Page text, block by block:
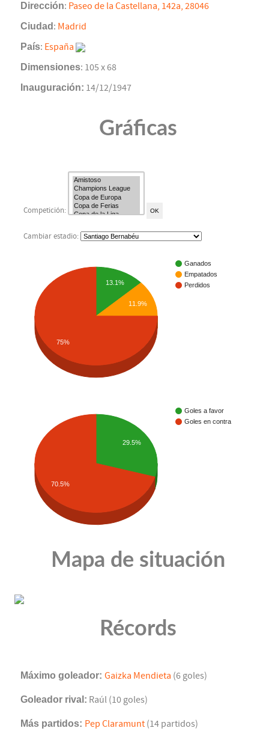
Dirección: Paseo de la Castellana, 142a, 28046
Ciudad : Madrid
País: España
Dimensiones: 105 x 68
Inauguración: 14/12/1947
Gráficas
Competición:
Cambiar estadio:
Ganados
Empatados
Perdidos
13.1%
11.9%
75%
Goles a favor
Goles en contra
29.5%
70.5%
Mapa de situación
Récords
Máximo goleador: Gaizka Mendieta (6 goles)
Goleador rival: Raúl (10 goles)
Más partidos: Pep Claramunt (14 partidos)